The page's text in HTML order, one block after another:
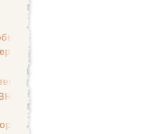
веществ
сигналов